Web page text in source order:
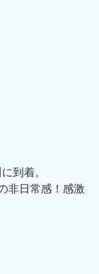
到着。
非日常感！感激